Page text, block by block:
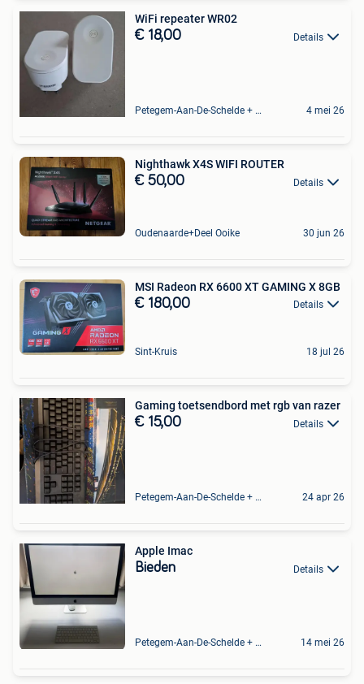
WiFi repeater WR02
€ 18,00 Details
Petegem-Aan-De-Schelde + Deel Van Oudenaarde 4 mei 26
Nighthawk X4S WIFI ROUTER
€ 50,00 Details
Oudenaarde+Deel Ooike 30 jun 26
MSI Radeon RX 6600 XT GAMING X 8GB
€ 180,00 Details
Sint-Kruis 18 jul 26
Gaming toetsendbord met rgb van razer
€ 15,00 Details
Petegem-Aan-De-Schelde + Deel Van Oudenaarde 24 apr 26
Apple Imac
Bieden Details
Petegem-Aan-De-Schelde + Deel Van Oudenaarde 14 mei 26